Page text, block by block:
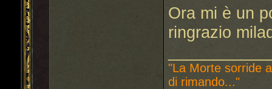
Ora mi è un
ringrazio
"La Morte sorride
di rimando..."